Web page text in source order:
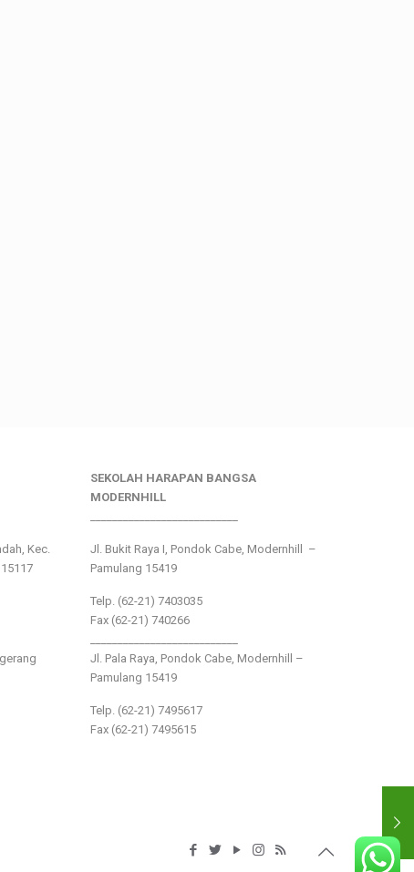
Kec.
SEKOLAH HARAPAN BANGSA
MODERNHILL
Jl. Bukit Raya I, Pondok Cabe, Modernhill –
Pamulang 15419
Telp. (62-21) 7403035
Fax (62-21) 740266
Jl. Pala Raya, Pondok Cabe, Modernhill –
Pamulang 15419
Telp. (62-21) 7495617
Fax (62-21) 7495615